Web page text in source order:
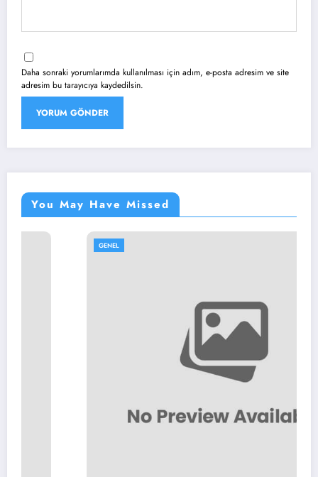
Daha sonraki yorumlarımda kullanılması için adım, e-posta adresim ve site
adresim bu tarayıcıya kaydedilsin.
You May Have Missed